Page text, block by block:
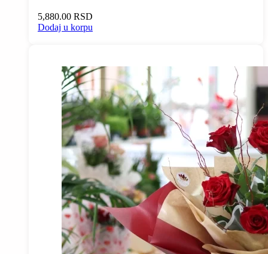
5,880.00 RSD
Dodaj u korpu